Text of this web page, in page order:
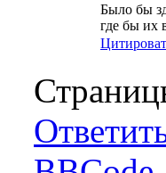
Было бы
где бы их